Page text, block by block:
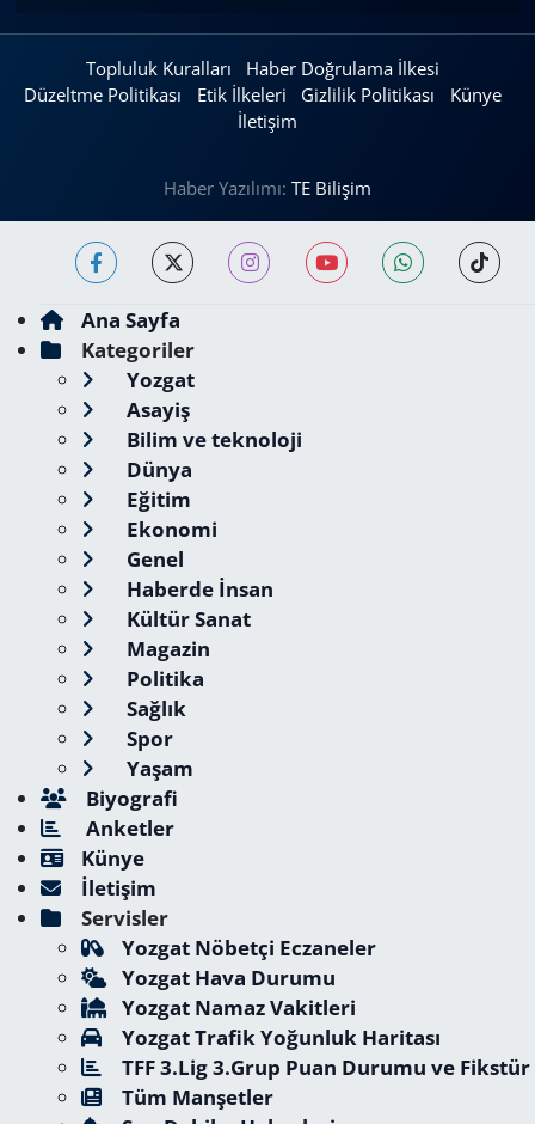
Topluluk Kuralları
Haber Doğrulama İlkesi
Düzeltme Politikası
Etik İlkeleri Gizlilik Politikası
Künye
İletişim
Haber Yazılımı: TE Bilişim
Ana Sayfa
Kategoriler
Yozgat
Asayiş
Bilim ve teknoloji
Dünya
Eğitim
Ekonomi
Genel
Haberde İnsan
Kültür Sanat
Magazin
Politika
Sağlık
Spor
Yaşam
Biyografi
Anketler
Künye
İletişim
Servisler
Yozgat Nöbetçi Eczaneler
Yozgat Hava Durumu
Yozgat Namaz Vakitleri
Yozgat Trafik Yoğunluk Haritası
TFF 3.Lig 3.Grup Puan Durumu ve Fikstür
Tüm Manşetler